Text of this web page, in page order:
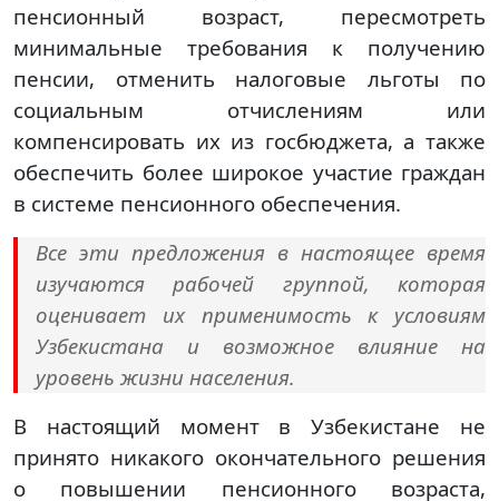
пенсионный возраст, пересмотреть
минимальные требования к получению
пенсии, отменить налоговые льготы по
социальным отчислениям или
компенсировать их из госбюджета, а также
обеспечить более широкое участие граждан
в системе пенсионного обеспечения.
Все эти предложения в настоящее время
изучаются рабочей группой, которая
оценивает их применимость к условиям
Узбекистана и возможное влияние на
уровень жизни населения.
В настоящий момент в Узбекистане не
принято никакого окончательного решения
о повышении пенсионного возраста,